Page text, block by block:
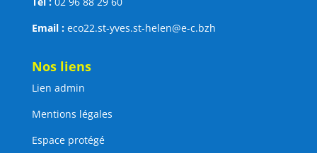
Email :eco22.st-yves.st-helen@e-c.bzh
Nos liens
Lien admin
Mentions légales
Espace protégé